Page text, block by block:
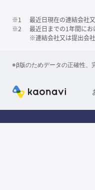
※1
最近日現在の連結会社
※2
最近日までの1年間に
※連結会社又は提出会
※β版のためデータの正確性、